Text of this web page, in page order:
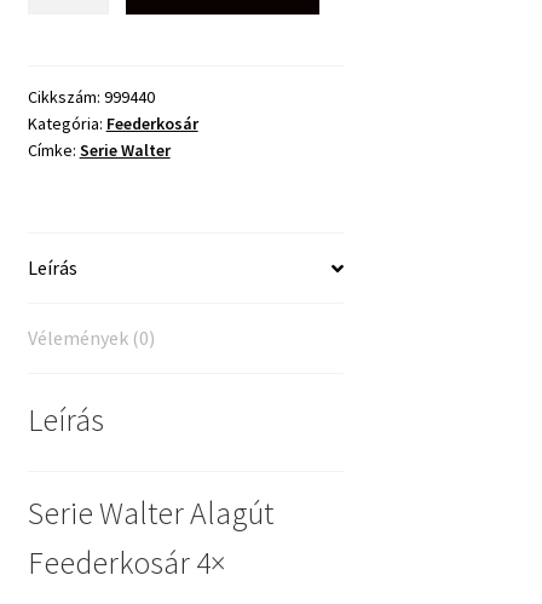
4×
40g
mennyiség
Cikkszám: 999440
Kategória: Feederkosár
Címke: Serie Walter
Leírás
Vélemények (0)
Leírás
Serie Walter Alagút
Feederkosár 4×